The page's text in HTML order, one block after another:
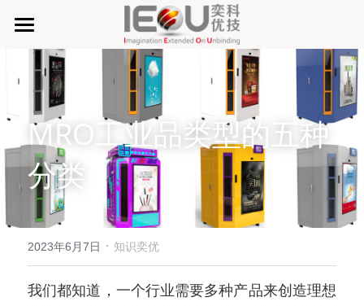
首页
微仓
D系微仓（热销）
产品与服务
单元智能化
单元智慧化
6S精益管理必备品
行业应用及案列
MRO工业物料智能化管理
手机平板智能存储
关于奕优
公司介绍
搜索
MRO工业品类型的五种
分类
2023年6月7日 · 知识奕优
我们都知道，一个行业需要多种产品来创造理想